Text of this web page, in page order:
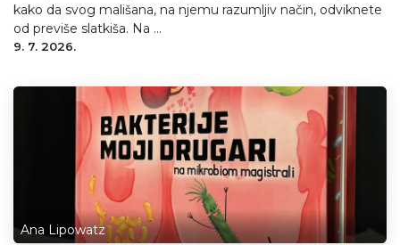
kako da svog mališana, na njemu razumljiv način, odviknete
od previše slatkiša. Na ...
9. 7. 2026.
Ana Lipowatz